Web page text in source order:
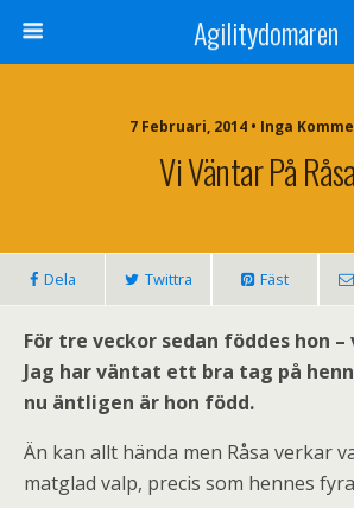
Agilitydomaren
7 Februari, 2014 • Inga
Vi Väntar På
Dela Twittra Fäst
För tre veckor sedan föddes hon –
Jag har väntat ett bra tag på
nu äntligen är hon född.
Än kan allt hända men Råsa verkar
matglad valp, precis som hennes